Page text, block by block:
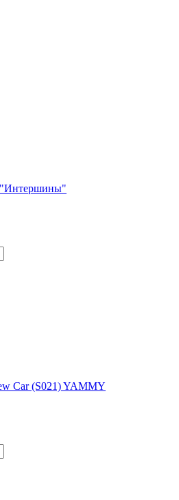
"Интершины"
Car (S021) YAMMY